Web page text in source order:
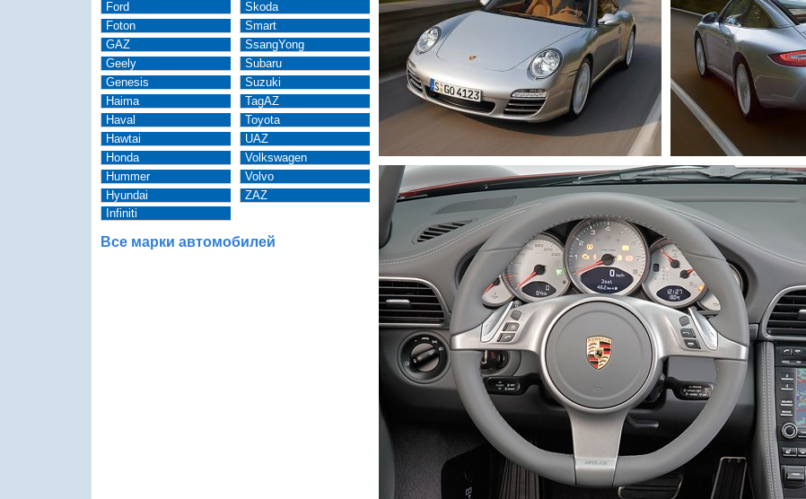
Ford
Foton
GAZ
Geely
Genesis
Haima
Haval
Hawtai
Honda
Hummer
Hyundai
Infiniti
Skoda
Smart
SsangYong
Subaru
Suzuki
TagAZ
Toyota
UAZ
Volkswagen
Volvo
ZAZ
Все марки автомобилей